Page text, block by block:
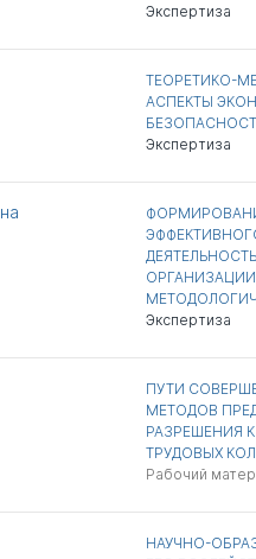
Экспертиза
ТЕОРЕТИКО-
АСПЕКТЫ
Экспертиза
Экспертиза
ПУТИ
МЕТОДОВ
РАЗРЕШЕНИЯ
ТРУДОВЫХ
Рабочий
НАУЧНО-